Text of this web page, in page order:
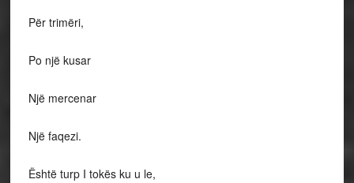
Për trimëri,
Po një kusar
Një mercenar
Një faqezi.
Është turp I tokës ku u le,